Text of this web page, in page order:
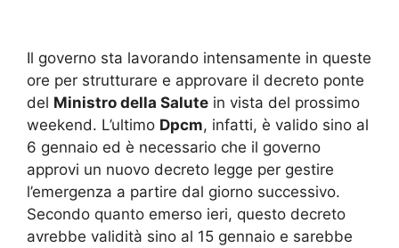
Il governo sta lavorando intensamente in queste
ore per strutturare e approvare il decreto ponte
del Ministro della Salute in vista del prossimo
weekend. L’ultimo Dpcm, infatti, è valido sino al
6 gennaio ed è necessario che il governo
approvi un nuovo decreto legge per gestire
l’emergenza a partire dal giorno successivo.
Secondo quanto emerso ieri, questo decreto
avrebbe validità sino al 15 gennaio e sarebbe